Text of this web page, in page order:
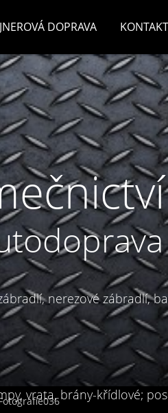
DOPRAVA
nerezové zábradlí,
vrata, brány-křídlové;